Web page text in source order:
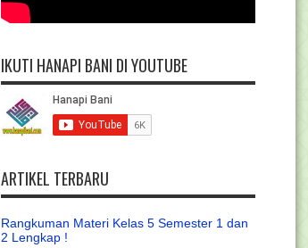
IKUTI HANAPI BANI DI YOUTUBE
ARTIKEL TERBARU
Rangkuman Materi Kelas 5 Semester 1 dan
2 Lengkap !